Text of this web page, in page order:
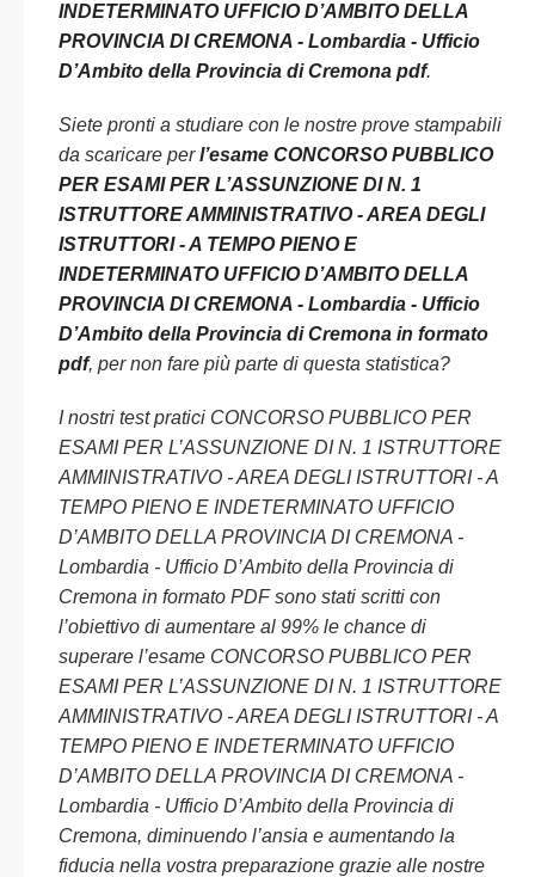
INDETERMINATO UFFICIO D’AMBITO DELLA
PROVINCIA DI CREMONA - Lombardia - Ufficio
D’Ambito della Provincia di Cremona pdf.
Siete pronti a studiare con le nostre prove stampabili
da scaricare perl’esame CONCORSO PUBBLICO
PER ESAMI PER L’ASSUNZIONE DI N. 1
ISTRUTTORE AMMINISTRATIVO - AREA DEGLI
ISTRUTTORI - A TEMPO PIENO E
INDETERMINATO UFFICIO D’AMBITO DELLA
PROVINCIA DI CREMONA - Lombardia - Ufficio
D’Ambito della Provincia di Cremona in formato
pdf, per non fare più parte di questa statistica?
I nostri test pratici CONCORSO PUBBLICO PER
ESAMI PER L’ASSUNZIONE DI N. 1 ISTRUTTORE
AMMINISTRATIVO - AREA DEGLI ISTRUTTORI - A
TEMPO PIENO E INDETERMINATO UFFICIO
D’AMBITO DELLA PROVINCIA DI CREMONA -
Lombardia - Ufficio D’Ambito della Provincia di
Cremona in formato PDF sono stati scritti con
l’obiettivo di aumentare al 99% le chance di
superare l’esame CONCORSO PUBBLICO PER
ESAMI PER L’ASSUNZIONE DI N. 1 ISTRUTTORE
AMMINISTRATIVO - AREA DEGLI ISTRUTTORI - A
TEMPO PIENO E INDETERMINATO UFFICIO
D’AMBITO DELLA PROVINCIA DI CREMONA -
Lombardia - Ufficio D’Ambito della Provincia di
Cremona, diminuendo l’ansia e aumentando la
fiducia nella vostra preparazione grazie alle nostre